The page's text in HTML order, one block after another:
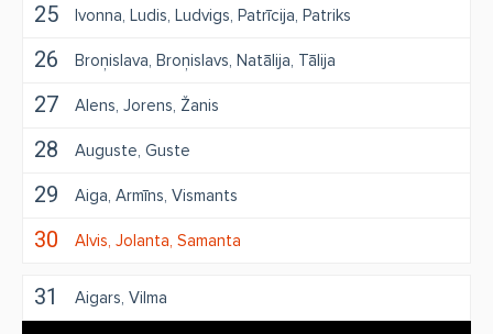
25 Ivonna Ludis Ludvigs Patrīcija Patriks
26 Broņislava Broņislavs Natālija Tālija
27 Alens Jorens Žanis
28 Auguste Guste
29 Aiga Armīns Vismants
30 Alvis Jolanta Samanta
31 Aigars Vilma